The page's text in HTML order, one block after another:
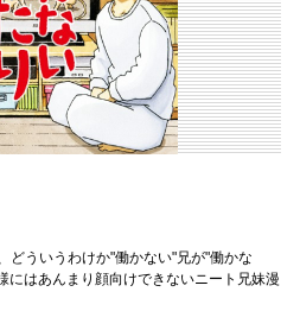
どういうわけか"働かない"兄が"働かな
にはあんまり顔向けできないニート兄妹漫